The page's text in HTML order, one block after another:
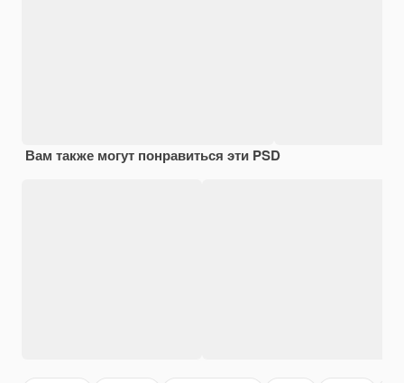
Вам также могут понравиться эти PSD